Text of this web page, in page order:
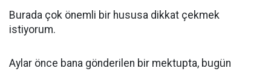
Burada çok önemli bir hususa dikkat çekmek
istiyorum.
Aylar önce bana gönderilen bir mektupta, bugün